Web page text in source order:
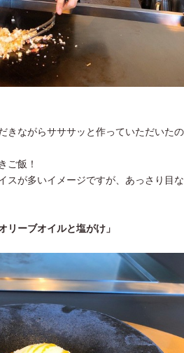
きながらサササッと作っていただいたの
ご飯！
スが多いイメージですが、あっさり目な
リーブオイルと塩がけ」